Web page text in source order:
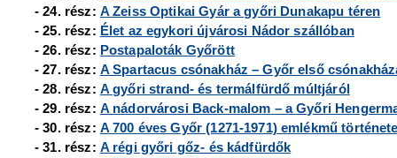
- 24. rész: A Zeiss Optikai Gyár a győri Dunakapu téren
- 25. rész: Élet az egykori újvárosi Nádor szállóban
- 26. rész: Postapaloták Győrött
- 27. rész: A Spartacus csónakház– Győr első
- 28. rész: A győri strand- és termálfürdő múltjáról
- 29. rész: A nádorvárosi Back-malom – a Győri
- 30. rész: A 700 éves Győr (1271-1971) emlékmű
- 31. rész: A régi győri gőz- és kádfürdők